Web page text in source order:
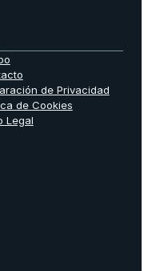
de Privacidad
de Cookies
Legal